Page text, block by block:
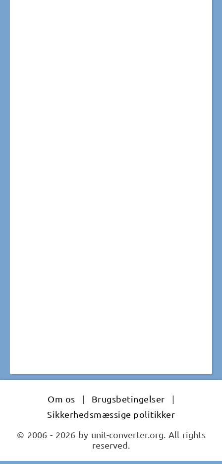
Om os | Brugsbetingelser
|
Sikkerhedsmæssige politikker
© 2006 - 2026 by unit-converter.org. All rights
reserved.